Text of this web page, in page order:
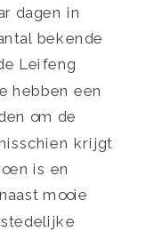
dagen in
bekende
Leifeng
hebben een
om de
krijgt
is en
mooie